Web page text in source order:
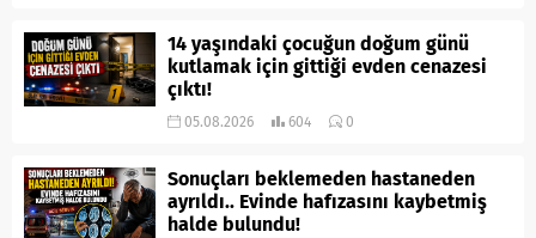
14 yaşındaki çocuğun doğum günü
kutlamak için gittiği evden cenazesi
çıktı!
05.08.2026 604 0
Sonuçları beklemeden hastaneden
ayrıldı.. Evinde hafızasını kaybetmiş
halde bulundu!